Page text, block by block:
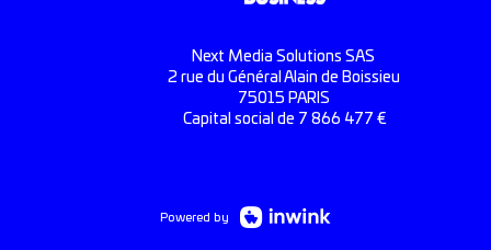
Next Media Solutions SAS
2 rue du Général Alain de Boissieu
75015 PARIS
Capital social de 7 866 477 €
Powered by